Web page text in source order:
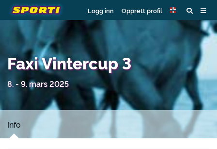
Logg inn Opprett profil
Faxi Vintercup 3
8. - 9. mars 2025
Info